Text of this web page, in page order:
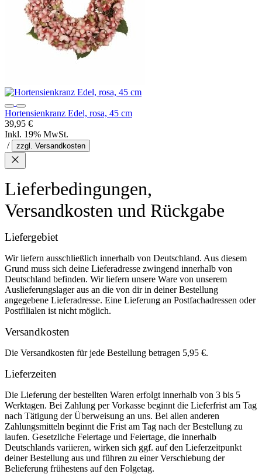
Hortensienkranz Edel, rosa, 45 cm
39,95 €
Inkl. 19% MwSt.
/
zzgl. Versandkosten
Lieferbedingungen,
Versandkosten und Rückgabe
Liefergebiet
Wir liefern ausschließlich innerhalb von Deutschland. Aus diesem
Grund muss sich deine Lieferadresse zwingend innerhalb von
Deutschland befinden. Wir liefern unsere Ware von unserem
Auslieferungslager aus an die von dir in deiner Bestellung
angegebene Lieferadresse. Eine Lieferung an Postfachadressen oder
Postfilialen ist nicht möglich.
Versandkosten
Die Versandkosten für jede Bestellung betragen 5,95 €.
Lieferzeiten
Die Lieferung der bestellten Waren erfolgt innerhalb von 3 bis 5
Werktagen. Bei Zahlung per Vorkasse beginnt die Lieferfrist am Tag
nach Tätigung der Überweisung an uns. Bei allen anderen
Zahlungsmitteln beginnt die Frist am Tag nach der Bestellung zu
laufen. Gesetzliche Feiertage und Feiertage, die innerhalb
Deutschlands variieren, wirken sich ggf. auf den Lieferzeitpunkt
deiner Bestellung aus und führen zu einer Verschiebung der
Belieferung frühestens auf den Folgetag.